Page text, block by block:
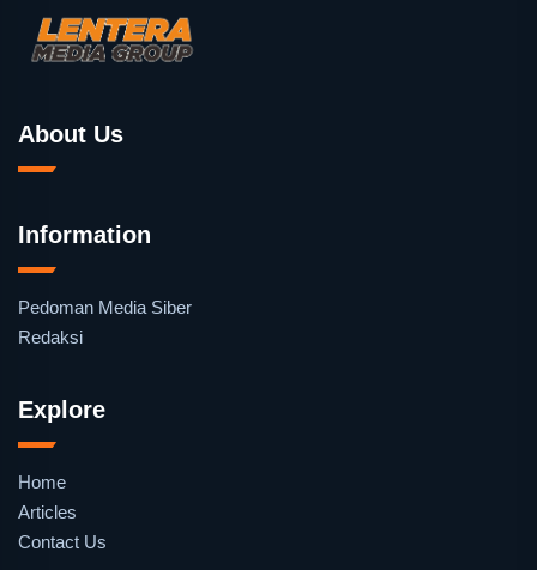
About Us
Information
Pedoman Media Siber
Redaksi
Explore
Home
Articles
Contact Us